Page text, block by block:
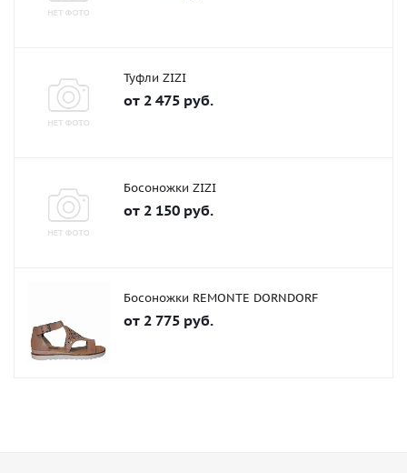
Туфли ZIZI
от 2 475 руб.
Босоножки ZIZI
от 2 150 руб.
Босоножки REMONTE DORNDORF
от 2 775 руб.